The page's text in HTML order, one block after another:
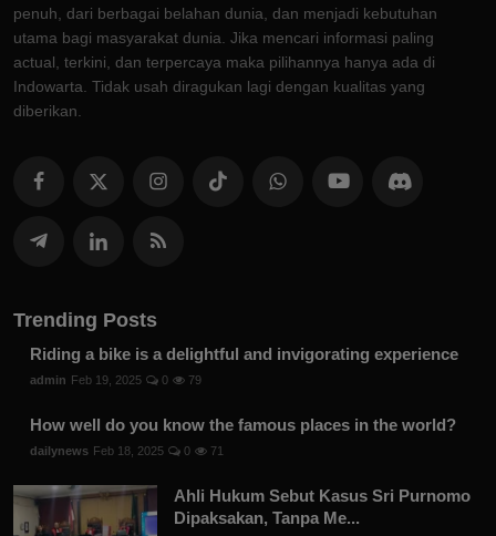
penuh, dari berbagai belahan dunia, dan menjadi kebutuhan
utama bagi masyarakat dunia. Jika mencari informasi paling
actual, terkini, dan terpercaya maka pilihannya hanya ada di
Indowarta. Tidak usah diragukan lagi dengan kualitas yang
diberikan.
Trending Posts
Riding a bike is a delightful and invigorating experience
admin Feb 19, 2025 0 79
How well do you know the famous places in the world?
dailynews Feb 18, 2025 0 71
Ahli Hukum Sebut Kasus Sri Purnomo
Dipaksakan, Tanpa Me...